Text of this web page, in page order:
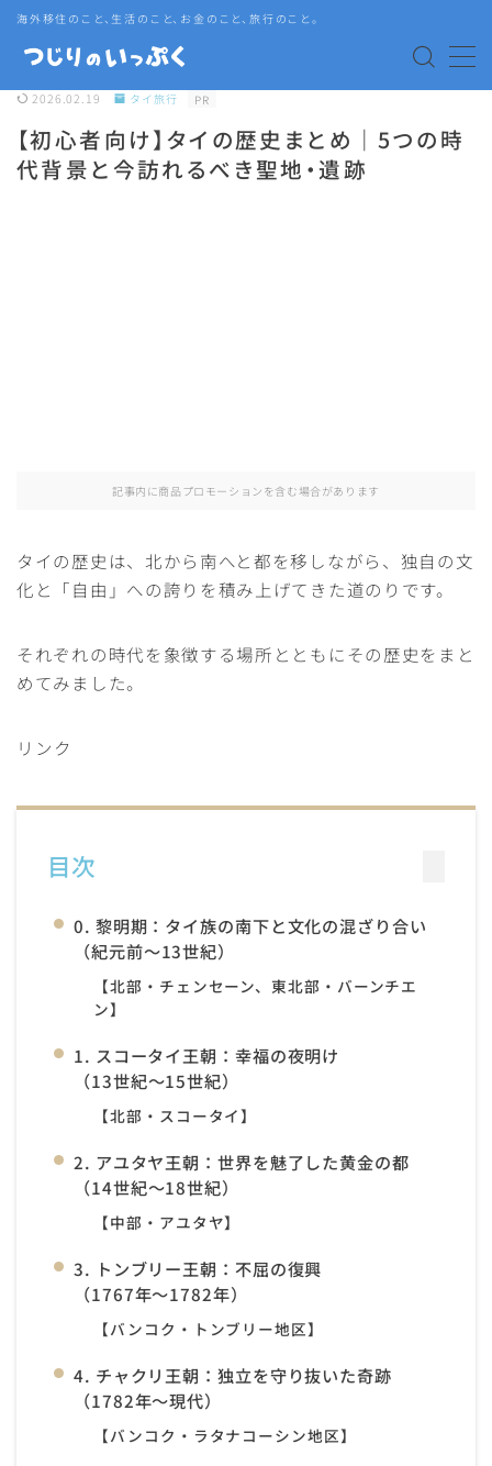
海外移住のこと、生活のこと、お金のこと、旅行のこと。
MENU
海外赴任・帯同
2026.02.19 タイ旅行 PR
【初心者向け】タイの歴史まとめ｜5つの時
代背景と今訪れるべき聖地・遺跡
記事内に商品プロモーションを含む場合があります
タイの歴史は、北から南へと都を移しながら、独自の文
化と「自由」への誇りを積み上げてきた道のりです。
それぞれの時代を象徴する場所とともにその歴史をまと
めてみました。
リンク
目次
0. 黎明期：タイ族の南下と文化の混ざり合い
（紀元前〜13世紀）
【北部・チェンセーン、東北部・バーンチエ
ン】
1. スコータイ王朝：幸福の夜明け
（13世紀〜15世紀）
【北部・スコータイ】
2. アユタヤ王朝：世界を魅了した黄金の都
（14世紀〜18世紀）
【中部・アユタヤ】
3. トンブリー王朝：不屈の復興
（1767年〜1782年）
【バンコク・トンブリー地区】
4. チャクリ王朝：独立を守り抜いた奇跡
（1782年〜現代）
【バンコク・ラタナコーシン地区】